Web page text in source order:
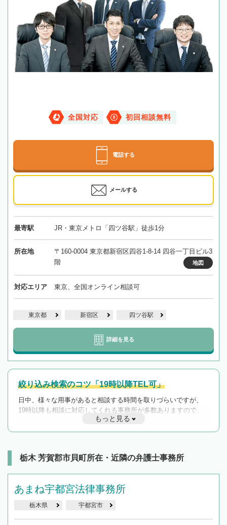
全国対応 初回相談無料
電話する
メールする
最寄駅 JR・東京メトロ「四ツ谷駅」徒歩1分
所在地
〒160-0004 東京都新宿区四谷1-8-14 四谷一丁目ビル3
階
地図
対応エリア 東京、全国オンライン相談可
東京都 新宿区 四ツ谷駅
詳細を見る
絞り込み検索のコツ「19時以降TEL可」
日中、様々な用事があると相談する時間を取りづらいですが、
19時以降も相談に対応してくれる事務所が多数ありますので、
遅い時間の相談が増えそうな場合はそのような事務所に絞り込
んで検索してみましょう。
を加えて再検索
もっと見る
栃木 芳賀郡市貝町所在・近隣の弁護士事務所
あまね宇都宮法律事務所
栃木県 宇都宮市